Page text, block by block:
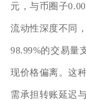
元，与币圈子
流动性深度不同
98.99%的交易量
现价格偏离。这
需承担转账延迟